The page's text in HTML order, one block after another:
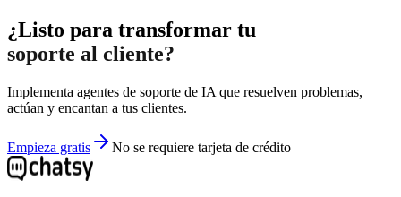
¿Listo para transformar tu
soporte al cliente?
Implementa agentes de soporte de IA que resuelven problemas,
actúan y encantan a tus clientes.
Empieza gratis No se requiere tarjeta de crédito